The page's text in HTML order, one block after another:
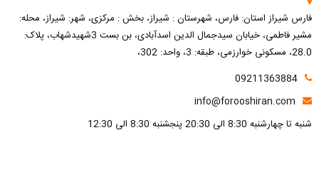
فارس شیراز استان: فارس، شهرستان : شیراز، بخش : مرکزی، شهر: شیراز، محله:
مشیر فاطمی، خیابان سیدجمال الدین اسدآبادی، بن بست 3شهیدشهاب، پلاک:
28.0، مسکونی خوارزمی، طبقه: 3، واحد: 302،
09211363884
info@forooshiran.com
شنبه تا چهارشنبه 8:30 الی 20:30 پنجشنبه 8:30 الی 12:30